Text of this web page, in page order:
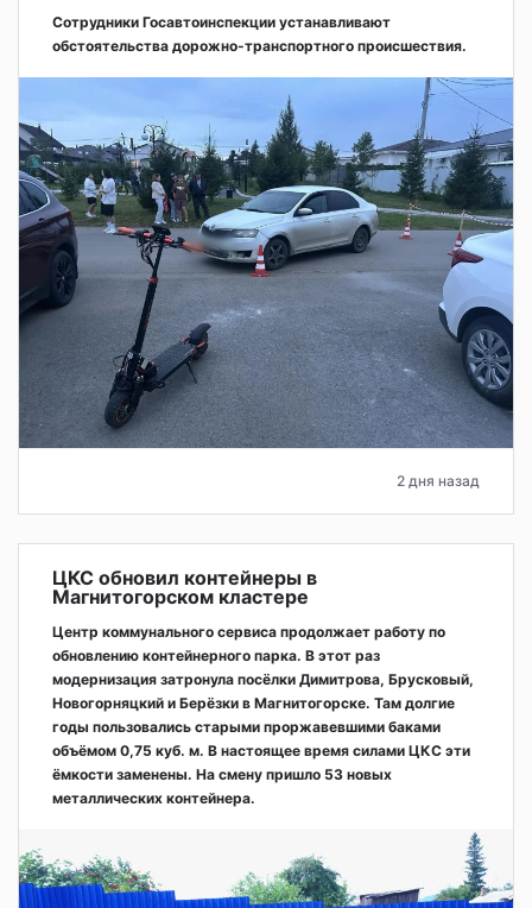
Сотрудники Госавтоинспекции устанавливают
обстоятельства дорожно-транспортного происшествия.
2 дня назад
ЦКС обновил контейнеры в
Магнитогорском кластере
Центр коммунального сервиса продолжает работу по
обновлению контейнерного парка. В этот раз
модернизация затронула посёлки Димитрова, Брусковый,
Новогорняцкий и Берёзки в Магнитогорске. Там долгие
годы пользовались старыми проржавевшими баками
объёмом 0,75 куб. м. В настоящее время силами ЦКС эти
ёмкости заменены. На смену пришло 53 новых
металлических контейнера.